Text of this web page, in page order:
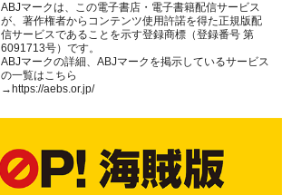
ABJマークは、この電子書店・電子書籍配信サービス
が、著作権者からコンテンツ使用許諾を得た正規版配
信サービスであることを示す登録商標（登録番号 第
6091713号）です。
ABJマークの詳細、ABJマークを掲示しているサービス
の一覧はこちら
→ https://aebs.or.jp/